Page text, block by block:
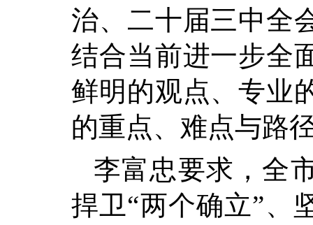
治、二十届三中全
结合当前进一步全
鲜明的观点、专业
的重点、难点与路
李富忠要求，全
捍卫“两个确立”、